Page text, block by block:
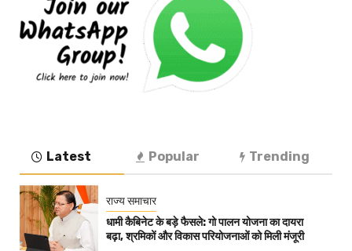
Latest Popular Trending
राज्य समाचार
धामी कैबिनेट के बड़े फैसले: गो पालन योजना का दायरा
बढ़ा, श्रमिकों और विकास परियोजनाओं को मिली मंजूरी